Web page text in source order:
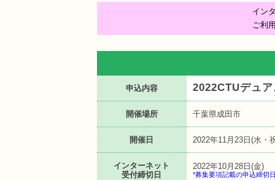
イン
ご利
申込内容 2022CTUデュ
開催場所 千葉県成田市
開催日 2022年11月23日(水・
インターネット
受付締切日
2022年10月28日(金)
*募集要項記載の申込締切